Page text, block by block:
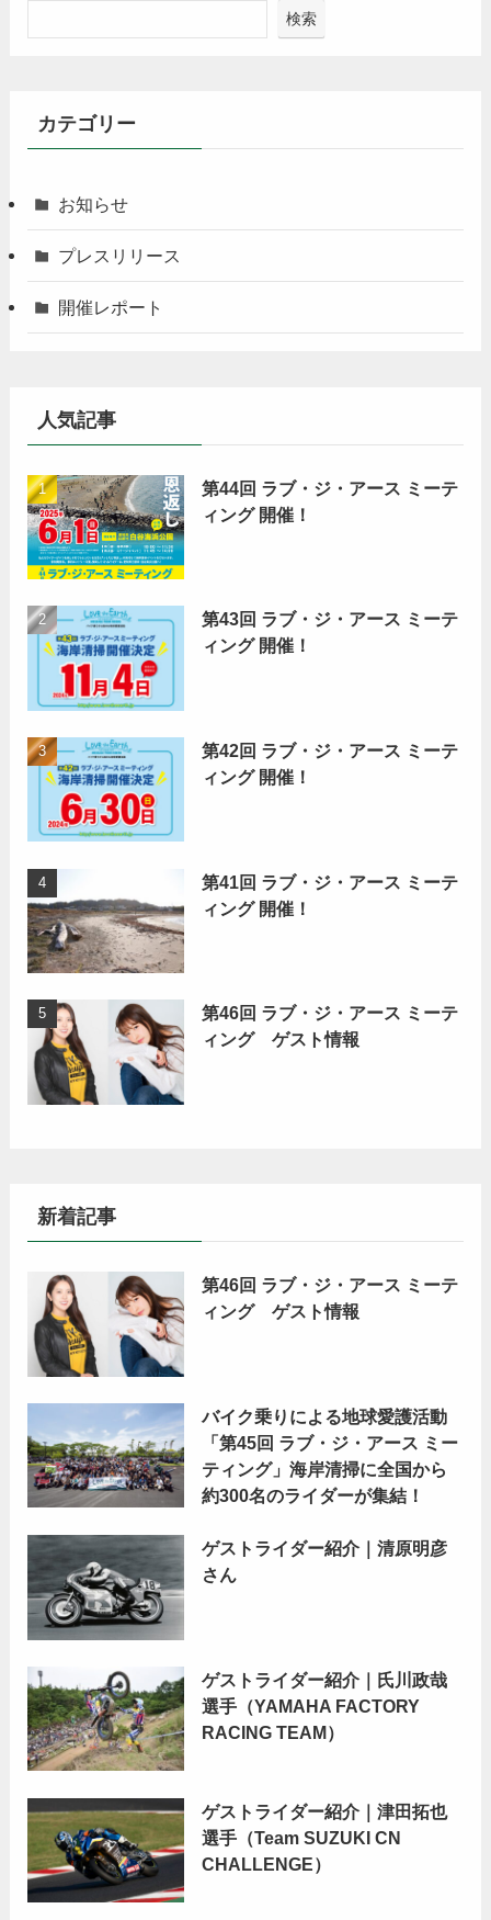
検索
カテゴリー
お知らせ
プレスリリース
開催レポート
人気記事
第44回 ラブ・ジ・アース ミーテ
ィング 開催！
第43回 ラブ・ジ・アース ミーテ
ィング 開催！
第42回 ラブ・ジ・アース ミーテ
ィング 開催！
第41回 ラブ・ジ・アース ミーテ
ィング 開催！
第46回 ラブ・ジ・アース ミーテ
ィング ゲスト情報
新着記事
第46回 ラブ・ジ・アース ミーテ
ィング ゲスト情報
バイク乗りによる地球愛護活動
「第45回 ラブ・ジ・アース ミー
ティング」海岸清掃に全国から
約300名のライダーが集結！
ゲストライダー紹介｜清原明彦
さん
ゲストライダー紹介｜氏川政哉
選手（YAMAHA FACTORY
RACING TEAM）
ゲストライダー紹介｜津田拓也
選手（Team SUZUKI CN
CHALLENGE）